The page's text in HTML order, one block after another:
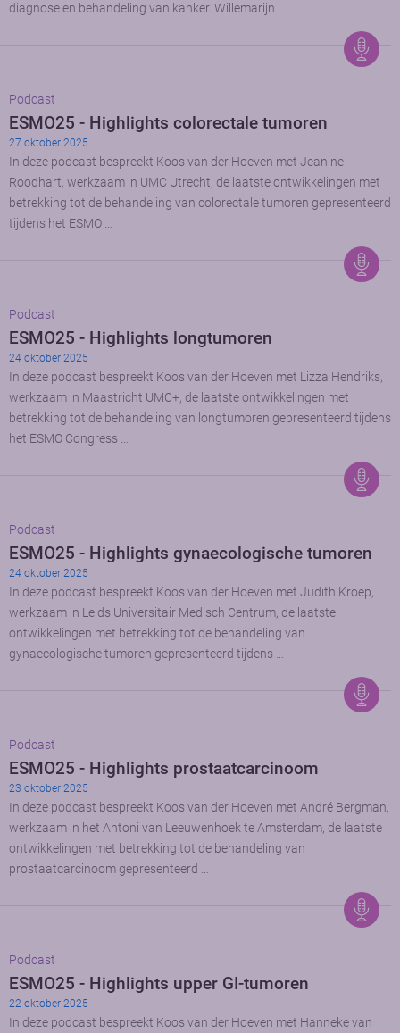
diagnose en behandeling van kanker. Willemarijn …
Podcast
ESMO25 - Highlights colorectale tumoren
27 oktober 2025
In deze podcast bespreekt Koos van der Hoeven met Jeanine
Roodhart, werkzaam in UMC Utrecht, de laatste ontwikkelingen met
betrekking tot de behandeling van colorectale tumoren gepresenteerd
tijdens het ESMO …
Podcast
ESMO25 - Highlights longtumoren
24 oktober 2025
In deze podcast bespreekt Koos van der Hoeven met Lizza Hendriks,
werkzaam in Maastricht UMC+, de laatste ontwikkelingen met
betrekking tot de behandeling van longtumoren gepresenteerd tijdens
het ESMO Congress …
Podcast
ESMO25 - Highlights gynaecologische tumoren
24 oktober 2025
In deze podcast bespreekt Koos van der Hoeven met Judith Kroep,
werkzaam in Leids Universitair Medisch Centrum, de laatste
ontwikkelingen met betrekking tot de behandeling van
gynaecologische tumoren gepresenteerd tijdens …
Podcast
ESMO25 - Highlights prostaatcarcinoom
23 oktober 2025
In deze podcast bespreekt Koos van der Hoeven met André Bergman,
werkzaam in het Antoni van Leeuwenhoek te Amsterdam, de laatste
ontwikkelingen met betrekking tot de behandeling van
prostaatcarcinoom gepresenteerd …
Podcast
ESMO25 - Highlights upper GI-tumoren
22 oktober 2025
In deze podcast bespreekt Koos van der Hoeven met Hanneke van